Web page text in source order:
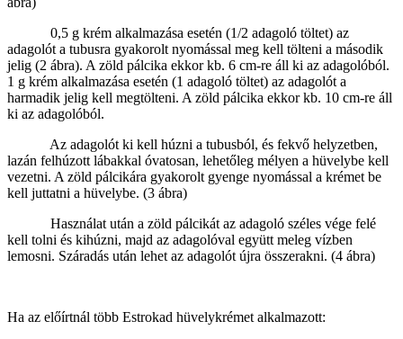
0,5 g krém alkalmazása esetén (1/2 adagoló töltet) az
adagolót a tubusra gyakorolt nyomással meg kell tölteni a második
jelig (2 ábra). A zöld pálcika ekkor kb. 6 cm-re áll ki az adagolóból.
1 g krém alkalmazása esetén (1 adagoló töltet) az adagolót a
harmadik jelig kell megtölteni. A zöld pálcika ekkor kb. 10 cm-re áll
ki az adagolóból.
Az adagolót ki kell húzni a tubusból, és fekvő helyzetben,
lazán felhúzott lábakkal óvatosan, lehetőleg mélyen a hüvelybe kell
vezetni. A zöld pálcikára gyakorolt gyenge nyomással a krémet be
kell juttatni a hüvelybe. (3 ábra)
Használat után a zöld pálcikát az adagoló széles vége felé
kell tolni és kihúzni, majd az adagolóval együtt meleg vízben
lemosni. Száradás után lehet az adagolót újra összerakni. (4 ábra)
Ha az előírtnál több Estrokad hüvelykrémet alkalmazott: